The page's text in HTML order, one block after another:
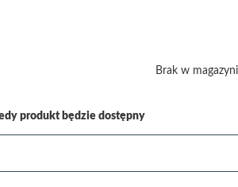
Brak w
produkt będzie dostępny